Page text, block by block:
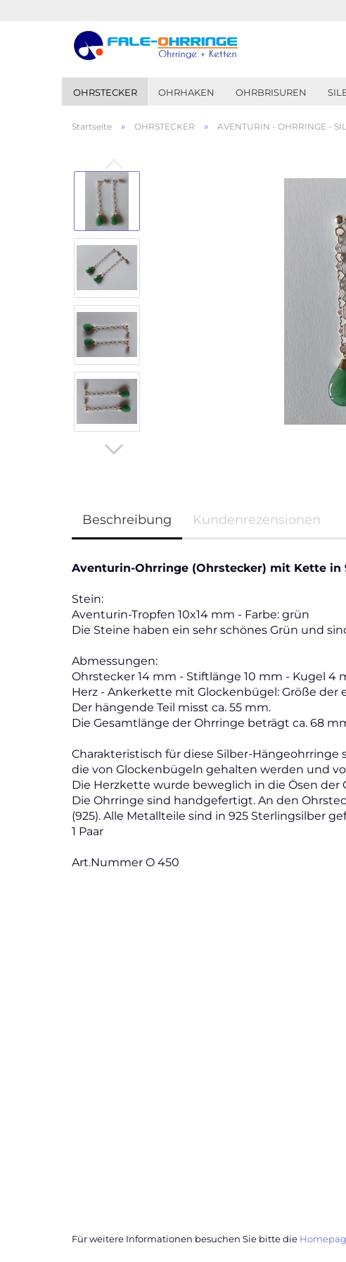
OHRSTECKER OHRHAKEN OHRBRISUREN
Startseite » OHRSTECKER » AVENTURIN - OHRRINGE -
Beschreibung Kundenrezensionen
Aventurin-Ohrringe (Ohrstecker) mit Kette in
Stein:
Aventurin-Tropfen 10x14 mm - Farbe: grün
Die Steine haben ein sehr schönes Grün und
Abmessungen:
Ohrstecker 14 mm - Stiftlänge 10 mm - Kugel 4
Herz - Ankerkette mit Glockenbügel: Größe der
Der hängende Teil misst ca. 55 mm.
Die Gesamtlänge der Ohrringe beträgt ca. 68
Charakteristisch für diese Silber-Hängeohrringe
die von Glockenbügeln gehalten werden und
Die Herzkette wurde beweglich in die Ösen der
Die Ohrringe sind handgefertigt. An den
(925). Alle Metallteile sind in 925 Sterlingsilber
1 Paar
Art.Nummer O 450
Für weitere Informationen besuchen Sie bitte die